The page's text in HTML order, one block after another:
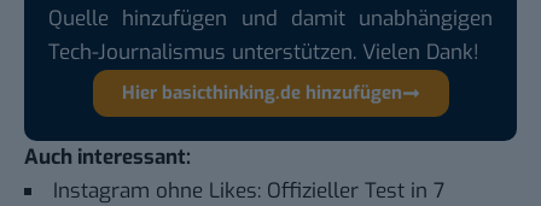
Quelle hinzufügen und damit unabhängigen
Tech-Journalismus unterstützen. Vielen Dank!
Hier basicthinking.de hinzufügen
Auch interessant:
Instagram ohne Likes: Offizieller Test in 7